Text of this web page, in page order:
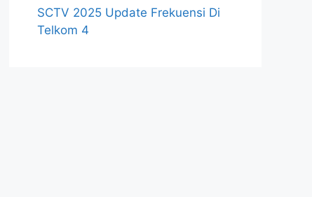
SCTV 2025 Update Frekuensi Di
Telkom 4